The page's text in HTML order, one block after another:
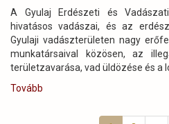
díjban
részesült
nemzeti
ünnepünk
Március
A Gyulaj Erdészeti és
hivatásos vadászai, és az
Gyulaji vadászterületen nagy
munkatársaival közösen, az
területzavarása, vad üldözése és a
Tovább